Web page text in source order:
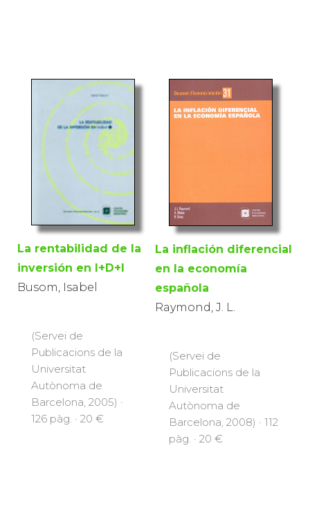
La rentabilidad de la
inversión en I+D+I
Busom, Isabel
(Servei de
Publicacions de la
Universitat
Autònoma de
Barcelona, 2005) ·
126 pàg. · 20 €
La inflación diferencial
en la economía
española
Raymond, J. L.
(Servei de
Publicacions de la
Universitat
Autònoma de
Barcelona, 2008) · 112
pàg. · 20 €